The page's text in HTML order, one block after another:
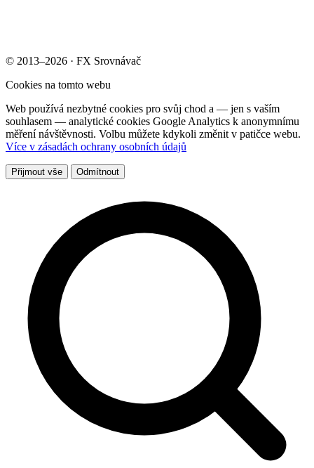
© 2013–2026 · FX Srovnávač
Cookies na tomto webu
Web používá nezbytné cookies pro svůj chod a — jen s vaším
souhlasem — analytické cookies Google Analytics k anonymnímu
měření návštěvnosti. Volbu můžete kdykoli změnit v patičce webu.
Více v zásadách ochrany osobních údajů
Přijmout vše Odmítnout